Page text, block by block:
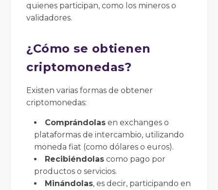
quienes participan, como los mineros o
validadores.
¿Cómo se obtienen
criptomonedas?
Existen varias formas de obtener
criptomonedas:
Comprándolas en exchanges o
plataformas de intercambio, utilizando
moneda fiat (como dólares o euros).
Recibiéndolas como pago por
productos o servicios.
Minándolas, es decir, participando en